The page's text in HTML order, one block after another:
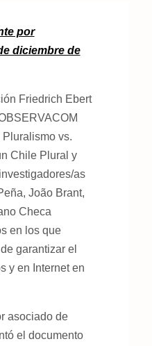
por
diciembre de
Friedrich Ebert
Pluralismo vs.
Chile Plural y
as
João Brant,
Checa
en los que
garantizar el
y en Internet en
asociado de
el documento